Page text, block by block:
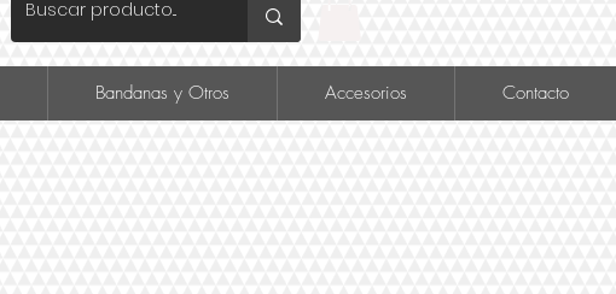
Bandanas y Otros Accesorios Contacto